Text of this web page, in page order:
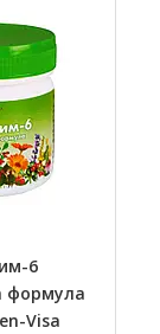
6
формула
Visa